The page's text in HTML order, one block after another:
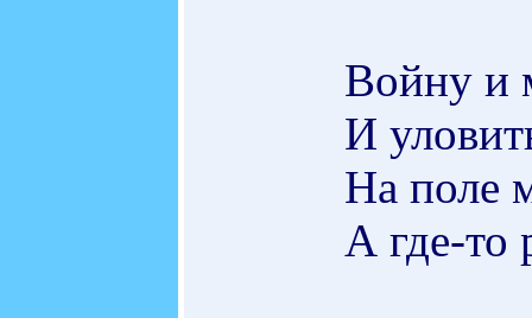
Войну и
И
На поле
А где-то